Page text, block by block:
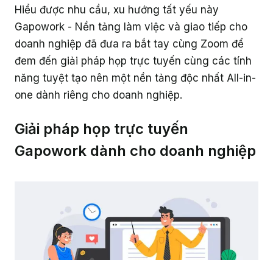
Hiểu được nhu cầu, xu hướng tất yếu này
Gapowork - Nền tảng làm việc và giao tiếp cho
doanh nghiệp đã đưa ra bắt tay cùng Zoom để
đem đến giải pháp họp trực tuyến cùng các tính
năng tuyệt tạo nên một nền tảng độc nhất All-in-
one dành riêng cho doanh nghiệp.
Giải pháp họp trực tuyến
Gapowork dành cho doanh nghiệp